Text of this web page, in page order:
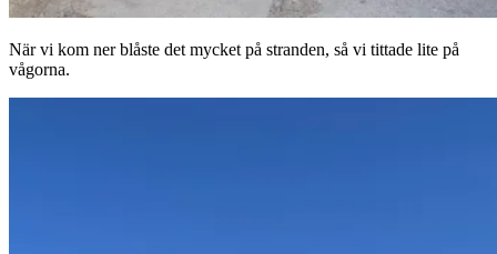
När vi kom ner blåste det mycket på stranden, så vi tittade lite på
vågorna.